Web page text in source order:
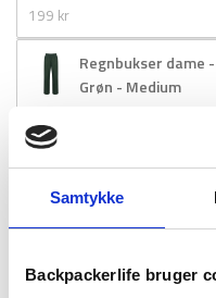
Samtykke
Backpackerlife bruger
199 kr
Regnbukser dame
Grøn - Medium
Samlet pris:348kr
På lager - 1-2 dages
dame